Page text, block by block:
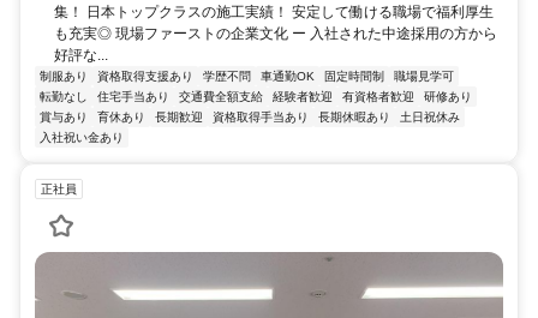
集！ 日本トップクラスの施工実績！ 安定して働ける職場で福利厚生
も充実◎ 現場ファーストの企業文化 ー 入社された中途採用の方から
好評な...
制服あり 資格取得支援あり 学歴不問 車通勤OK 固定時間制
職場見学可
転勤なし
住宅手当あり 交通費全額支給 経験者歓迎 有資格者歓迎
研修あり
賞与あり
育休あり 長期歓迎 資格取得手当あり 長期休暇あり
土日祝休み
入社祝い金あり
正社員